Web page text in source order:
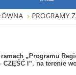
PROGRAMY
„Programu
I”. na terenie